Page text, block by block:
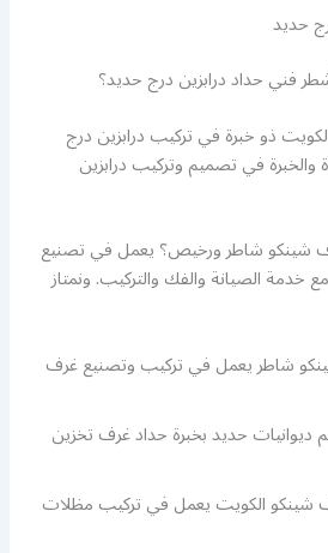
حديد
فني حداد درابزين درج حديد؟
ذو خبرة في تركيب درابزين درج
في تصميم وتركيب درابزين
شينكو شاطر ورخيص؟ يعمل في تصنيع
خدمة الصيانة والفك والتركيب. ونمتاز
شاطر يعمل في تركيب وتصنيع غرف
ديوانيات حديد بخبرة حداد غرف تخزين
شينكو الكويت يعمل في تركيب مظلات